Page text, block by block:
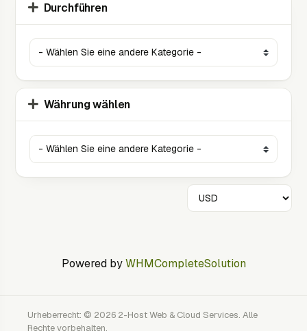
Durchführen
Währung wählen
Powered byWHMCompleteSolution
Urheberrecht: © 2026 2-Host Web & Cloud Services. Alle
Rechte vorbehalten.